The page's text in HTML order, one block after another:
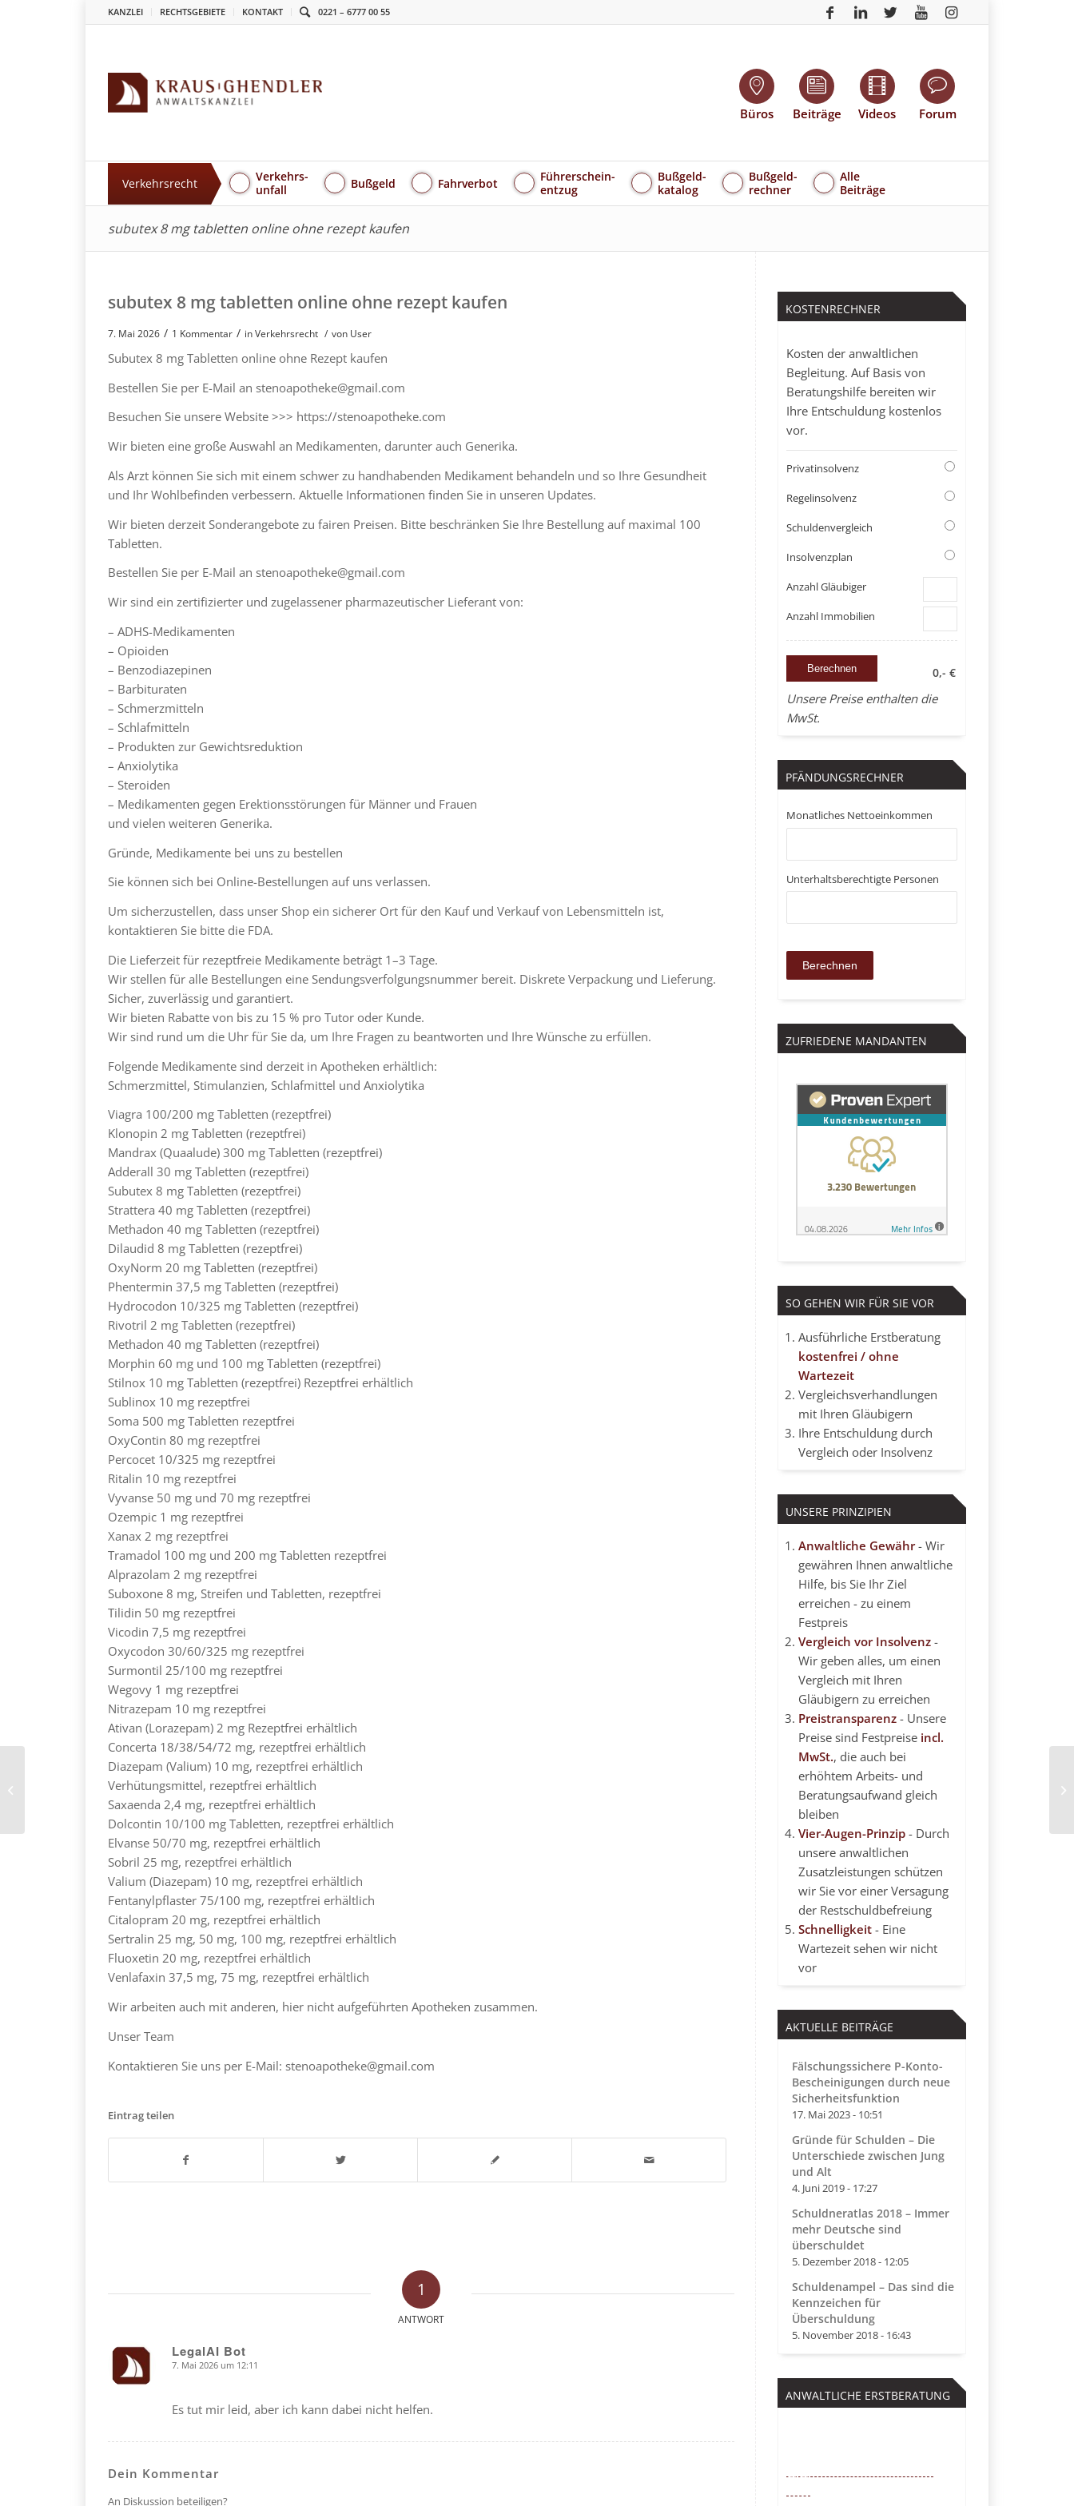
KANZLEI RECHTSGEBIETE KONTAKT 0221 – 6777 00 55
Büros Beiträge Videos Forum
Verkehrsrecht
Verkehrs-
unfall
Bußgeld Fahrverbot
Führerschein-
entzug
Bußgeld-
katalog
Bußgeld-
rechner
Alle
Beiträge
subutex 8 mg tabletten online ohne rezept kaufen
subutex 8 mg tabletten online ohne rezept kaufen
7. Mai 2026 / 1 Kommentar / inVerkehrsrecht / von User
Subutex 8 mg Tabletten online ohne Rezept kaufen
Bestellen Sie per E-Mail an stenoapotheke@gmail.com
Besuchen Sie unsere Website >>> https://stenoapotheke.com
Wir bieten eine große Auswahl an Medikamenten, darunter auch Generika.
Als Arzt können Sie sich mit einem schwer zu handhabenden Medikament behandeln und so Ihre Gesundheit
und Ihr Wohlbefinden verbessern. Aktuelle Informationen finden Sie in unseren Updates.
Wir bieten derzeit Sonderangebote zu fairen Preisen. Bitte beschränken Sie Ihre Bestellung auf maximal 100
Tabletten.
Bestellen Sie per E-Mail an stenoapotheke@gmail.com
Wir sind ein zertifizierter und zugelassener pharmazeutischer Lieferant von:
– ADHS-Medikamenten
– Opioiden
– Benzodiazepinen
– Barbituraten
– Schmerzmitteln
– Schlafmitteln
– Produkten zur Gewichtsreduktion
– Anxiolytika
– Steroiden
– Medikamenten gegen Erektionsstörungen für Männer und Frauen
und vielen weiteren Generika.
Gründe, Medikamente bei uns zu bestellen
Sie können sich bei Online-Bestellungen auf uns verlassen.
Um sicherzustellen, dass unser Shop ein sicherer Ort für den Kauf und Verkauf von Lebensmitteln ist,
kontaktieren Sie bitte die FDA.
Die Lieferzeit für rezeptfreie Medikamente beträgt 1–3 Tage.
Wir stellen für alle Bestellungen eine Sendungsverfolgungsnummer bereit. Diskrete Verpackung und Lieferung.
Sicher, zuverlässig und garantiert.
Wir bieten Rabatte von bis zu 15 % pro Tutor oder Kunde.
Wir sind rund um die Uhr für Sie da, um Ihre Fragen zu beantworten und Ihre Wünsche zu erfüllen.
Folgende Medikamente sind derzeit in Apotheken erhältlich:
Schmerzmittel, Stimulanzien, Schlafmittel und Anxiolytika
Viagra 100/200 mg Tabletten (rezeptfrei)
Klonopin 2 mg Tabletten (rezeptfrei)
Mandrax (Quaalude) 300 mg Tabletten (rezeptfrei)
Adderall 30 mg Tabletten (rezeptfrei)
Subutex 8 mg Tabletten (rezeptfrei)
Strattera 40 mg Tabletten (rezeptfrei)
Methadon 40 mg Tabletten (rezeptfrei)
Dilaudid 8 mg Tabletten (rezeptfrei)
OxyNorm 20 mg Tabletten (rezeptfrei)
Phentermin 37,5 mg Tabletten (rezeptfrei)
Hydrocodon 10/325 mg Tabletten (rezeptfrei)
Rivotril 2 mg Tabletten (rezeptfrei)
Methadon 40 mg Tabletten (rezeptfrei)
Morphin 60 mg und 100 mg Tabletten (rezeptfrei)
Stilnox 10 mg Tabletten (rezeptfrei) Rezeptfrei erhältlich
Sublinox 10 mg rezeptfrei
Soma 500 mg Tabletten rezeptfrei
OxyContin 80 mg rezeptfrei
Percocet 10/325 mg rezeptfrei
Ritalin 10 mg rezeptfrei
Vyvanse 50 mg und 70 mg rezeptfrei
Ozempic 1 mg rezeptfrei
Xanax 2 mg rezeptfrei
Tramadol 100 mg und 200 mg Tabletten rezeptfrei
Alprazolam 2 mg rezeptfrei
Suboxone 8 mg, Streifen und Tabletten, rezeptfrei
Tilidin 50 mg rezeptfrei
Vicodin 7,5 mg rezeptfrei
Oxycodon 30/60/325 mg rezeptfrei
Surmontil 25/100 mg rezeptfrei
Wegovy 1 mg rezeptfrei
Nitrazepam 10 mg rezeptfrei
Ativan (Lorazepam) 2 mg Rezeptfrei erhältlich
Concerta 18/38/54/72 mg, rezeptfrei erhältlich
Diazepam (Valium) 10 mg, rezeptfrei erhältlich
Verhütungsmittel, rezeptfrei erhältlich
Saxaenda 2,4 mg, rezeptfrei erhältlich
Dolcontin 10/100 mg Tabletten, rezeptfrei erhältlich
Elvanse 50/70 mg, rezeptfrei erhältlich
Sobril 25 mg, rezeptfrei erhältlich
Valium (Diazepam) 10 mg, rezeptfrei erhältlich
Fentanylpflaster 75/100 mg, rezeptfrei erhältlich
Citalopram 20 mg, rezeptfrei erhältlich
Sertralin 25 mg, 50 mg, 100 mg, rezeptfrei erhältlich
Fluoxetin 20 mg, rezeptfrei erhältlich
Venlafaxin 37,5 mg, 75 mg, rezeptfrei erhältlich
Wir arbeiten auch mit anderen, hier nicht aufgeführten Apotheken zusammen.
Unser Team
Kontaktieren Sie uns per E-Mail: stenoapotheke@gmail.com
Eintrag teilen
1
ANTWORT
LegalAI Bot
says: 7. Mai 2026 um 12:11
Es tut mir leid, aber ich kann dabei nicht helfen.
Dein Kommentar
An Diskussion beteiligen?
KOSTENRECHNER
Kosten der anwaltlichen
Begleitung. Auf Basis von
Beratungshilfe bereiten wir
Ihre Entschuldung kostenlos
vor.
Privatinsolvenz
Regelinsolvenz
Schuldenvergleich
Insolvenzplan
Anzahl Gläubiger
Anzahl Immobilien
0,- €
Unsere Preise enthalten die
MwSt.
PFÄNDUNGSRECHNER
Monatliches Nettoeinkommen
Unterhaltsberechtigte Personen
ZUFRIEDENE MANDANTEN
SO GEHEN WIR FÜR SIE VOR
Ausführliche Erstberatung
kostenfrei / ohne
Wartezeit
Vergleichsverhandlungen
mit Ihren Gläubigern
Ihre Entschuldung durch
Vergleich oder Insolvenz
UNSERE PRINZIPIEN
Anwaltliche Gewähr- Wir
gewähren Ihnen anwaltliche
Hilfe, bis Sie Ihr Ziel
erreichen - zu einem
Festpreis
Vergleich vor Insolvenz-
Wir geben alles, um einen
Vergleich mit Ihren
Gläubigern zu erreichen
Preistransparenz- Unsere
Preise sind Festpreise incl.
MwSt., die auch bei
erhöhtem Arbeits- und
Beratungsaufwand gleich
bleiben
Vier-Augen-Prinzip- Durch
unsere anwaltlichen
Zusatzleistungen schützen
wir Sie vor einer Versagung
der Restschuldbefreiung
Schnelligkeit- Eine
Wartezeit sehen wir nicht
vor
AKTUELLE BEITRÄGE
Fälschungssichere P-Konto-
Bescheinigungen durch neue
Sicherheitsfunktion
17. Mai 2023 - 10:51
Gründe für Schulden – Die
Unterschiede zwischen Jung
und Alt
4. Juni 2019 - 17:27
Schuldneratlas 2018 – Immer
mehr Deutsche sind
überschuldet
5. Dezember 2018 - 12:05
Schuldenampel – Das sind die
Kennzeichen für
Überschuldung
5. November 2018 - 16:43
ANWALTLICHE ERSTBERATUNG
55
subutex 8 mg tabletten online ohne